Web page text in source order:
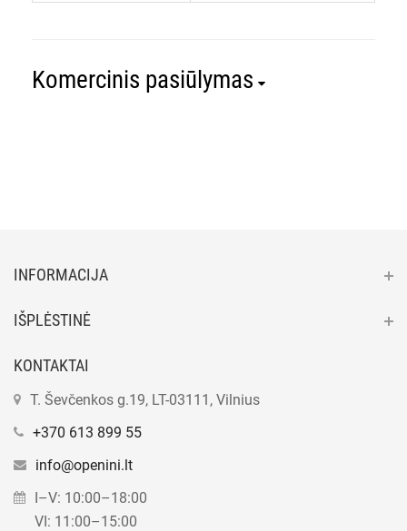
Komercinis pasiūlymas
INFORMACIJA
IŠPLĖSTINĖ
KONTAKTAI
T. Ševčenkos g.19, LT-03111, Vilnius
+370 613 899 55
info@openini.lt
I–V: 10:00–18:00
VI: 11:00–15:00